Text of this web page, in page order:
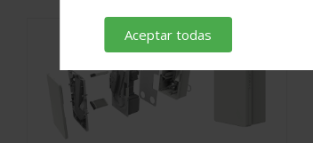
Aceptar todas